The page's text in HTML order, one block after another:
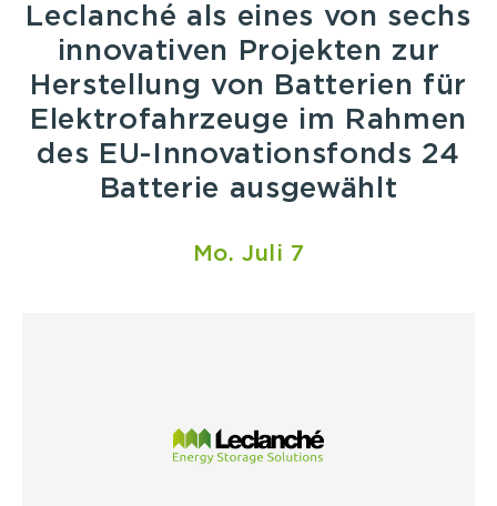
Leclanché als eines von sechs
innovativen Projekten zur
Herstellung von Batterien für
Elektrofahrzeuge im Rahmen
des EU-Innovationsfonds 24
Batterie ausgewählt
Mo. Juli 7